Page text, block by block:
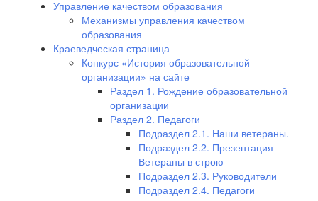
Управление качеством образования
Механизмы управления качеством
образования
Краеведческая страница
Конкурс «История образовательной
организации» на сайте
Раздел 1. Рождение образовательной
организации
Раздел 2. Педагоги
Подраздел 2.1. Наши ветераны.
Подраздел 2.2. Презентация
Ветераны в строю
Подраздел 2.3. Руководители
Подраздел 2.4. Педагоги